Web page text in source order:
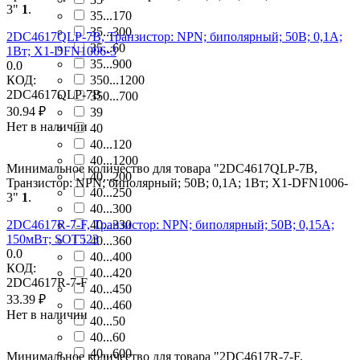
35...170
35...300
35...60
35...900
350...1200
350...700
39
40
40...120
40...1200
40...200
40...250
40...300
40...330
40...360
40...400
40...420
40...450
40...460
40...50
40...60
40...600
3" 1.
2DC4617QLP-7B, Транзистор: NPN; биполярный; 50В; 0,1А;
1Вт; X1-DFN1006-3
0.0
КОД:
2DC4617QLP-7B
30.94 ₽
Нет в наличии
Минимальное количество для товара "2DC4617QLP-7B,
Транзистор: NPN; биполярный; 50В; 0,1А; 1Вт; X1-DFN1006-
3" 1.
2DC4617R-7-F, Транзистор: NPN; биполярный; 50В; 0,15А;
150мВт; SOT523
0.0
КОД:
2DC4617R-7-F
33.39 ₽
Нет в наличии
Минимальное количество для товара "2DC4617R-7-F,